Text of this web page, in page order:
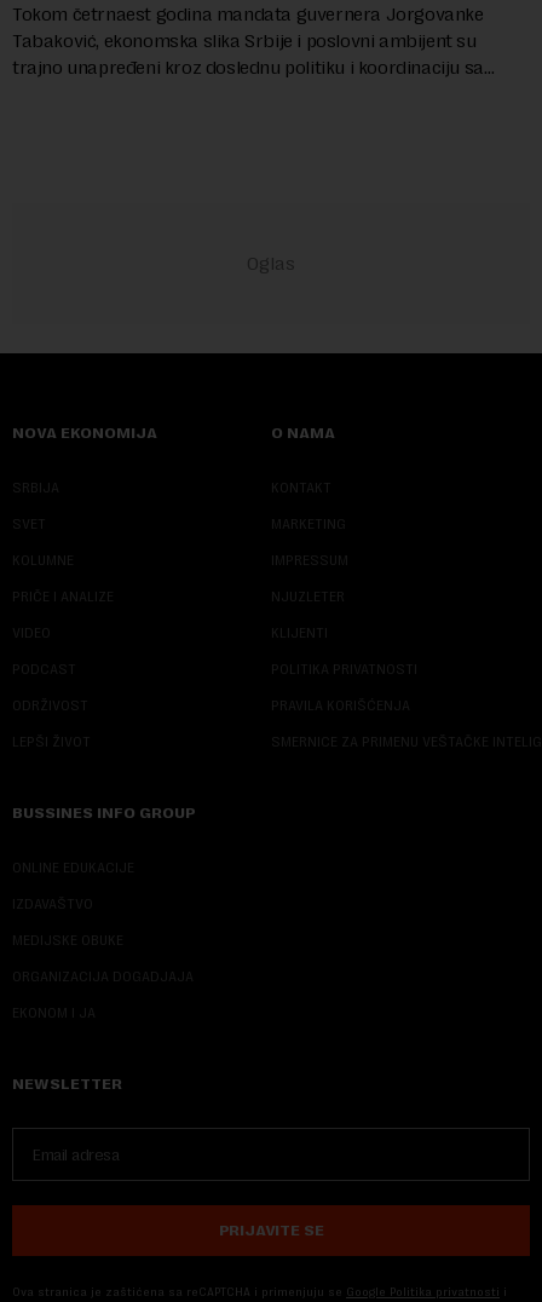
Tokom četrnaest godina mandata guvernera Jorgovanke
Tabaković, ekonomska slika Srbije i poslovni ambijent su
trajno unapređeni kroz doslednu politiku i koordinaciju sa
NOVA EKONOMIJA
SRBIJA
SVET
KOLUMNE
PRIČE I ANALIZE
VIDEO
PODCAST
ODRŽIVOST
LEPŠI ŽIVOT
O NAMA
KONTAKT
MARKETING
IMPRESSUM
NJUZLETER
KLIJENTI
POLITIKA PRIVATNOSTI
PRAVILA KORIŠĆENJA
SMERNICE ZA PRIMENU VEŠTAČKE
BUSSINES INFO GROUP
ONLINE EDUKACIJE
IZDAVAŠTVO
MEDIJSKE OBUKE
ORGANIZACIJA DOGADJAJA
EKONOM I JA
NEWSLETTER
PRIJAVITE SE
Ova stranica je zaštićena sa reCAPTCHA i primenjuju se Google Politika privatnosti i